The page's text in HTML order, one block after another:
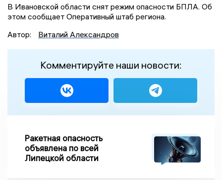
В Ивановской области снят режим опасности БПЛА. Об
этом сообщает Оперативный штаб региона.
Автор:
Виталий Александров
Комментируйте наши новости:
Ракетная опасность
объявлена по всей
Липецкой области